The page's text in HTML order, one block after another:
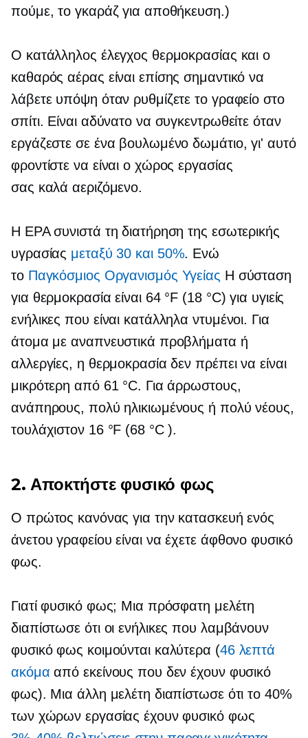
πούμε, το γκαράζ για αποθήκευση.)
Ο κατάλληλος έλεγχος θερμοκρασίας και ο
καθαρός αέρας είναι επίσης σημαντικό να
λάβετε υπόψη όταν ρυθμίζετε το γραφείο στο
σπίτι. Είναι αδύνατο να συγκεντρωθείτε όταν
εργάζεστε σε ένα βουλωμένο δωμάτιο, γι' αυτό
φροντίστε να είναι ο χώρος εργασίας
σας καλά αεριζόμενο.
Η EPA συνιστά τη διατήρηση της εσωτερικής
υγρασίας μεταξύ 30 και 50%. Ενώ
το Παγκόσμιος Οργανισμός Υγείας Η σύσταση
για θερμοκρασία είναι 64 °F (18 °C) για υγιείς
ενήλικες που είναι κατάλληλα ντυμένοι. Για
άτομα με αναπνευστικά προβλήματα ή
αλλεργίες, η θερμοκρασία δεν πρέπει να είναι
μικρότερη από 61 °C. Για άρρωστους,
ανάπηρους, πολύ ηλικιωμένους ή πολύ νέους,
τουλάχιστον 16 °F (68 °C ).
2. Αποκτήστε φυσικό φως
Ο πρώτος κανόνας για την κατασκευή ενός
άνετου γραφείου είναι να έχετε άφθονο φυσικό
φως.
Γιατί φυσικό φως; Μια πρόσφατη μελέτη
διαπίστωσε ότι οι ενήλικες που λαμβάνουν
φυσικό φως κοιμούνται καλύτερα (46 λεπτά
ακόμα από εκείνους που δεν έχουν φυσικό
φως). Μια άλλη μελέτη διαπίστωσε ότι το 40%
των χώρων εργασίας έχουν φυσικό φως